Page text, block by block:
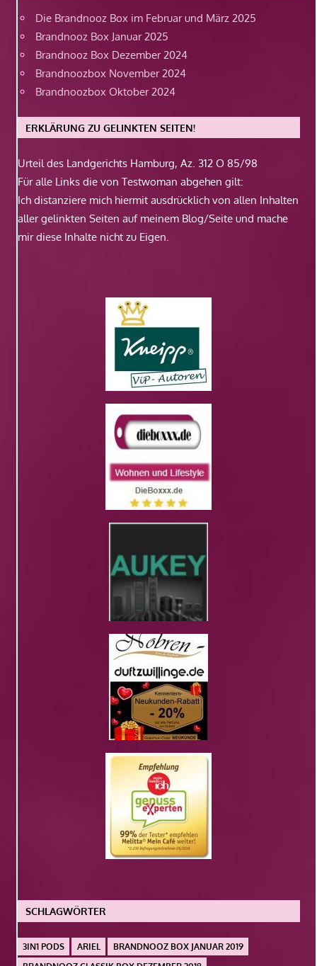
Die Brandnooz Box im Februar und März 2025
Brandnooz Box Januar 2025
Brandnooz Box Dezember 2024
Brandnoozbox November 2024
Brandnoozbox Oktober 2024
ERKLÄRUNG ZU GELINKTEN SEITEN!
Urteil des Landgerichts Hamburg, Az. 312 O 85/98
Für alle Links die von Testwoman abgehen gilt:
Ich distanziere mich hiermit ausdrücklich von allen Inhalten
aller gelinkten Seiten auf meinem Blog/Seite und mache
mir diese Inhalte nicht zu Eigen.
SCHLAGWÖRTER
3IN1 PODS ARIEL
BRANDNOOZ BOX JANUAR 2019